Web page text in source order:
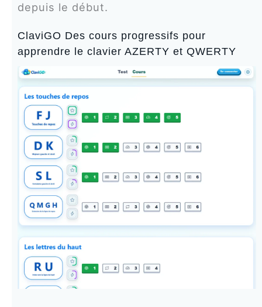
depuis le début.
ClaviGO Des cours progressifs pour
apprendre le clavier AZERTY et QWERTY